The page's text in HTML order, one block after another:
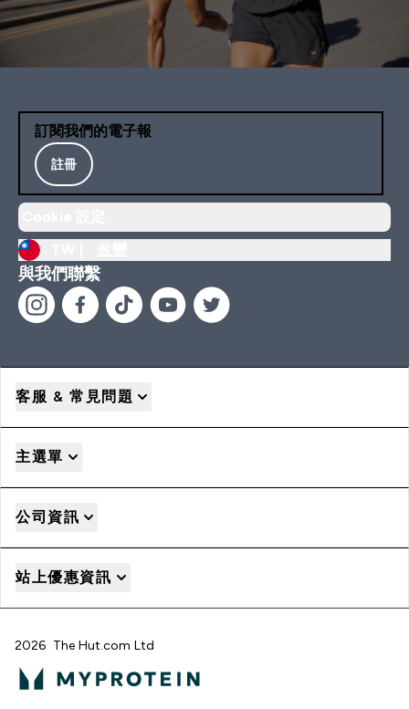
訂閱我們的電子報
註冊
與我們聯繫
客服 & 常見問題
主選單
公司資訊
站上優惠資訊
2026 The Hut.com Ltd